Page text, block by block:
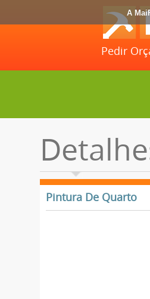
A
Pedir
Pintura De Quarto